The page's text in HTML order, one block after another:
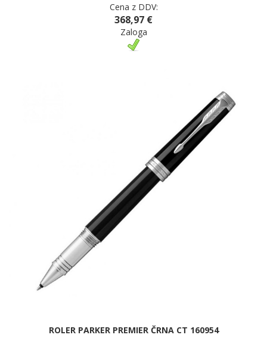
Cena z DDV:
368,97 €
Zaloga
ROLER PARKER PREMIER ČRNA CT 160954